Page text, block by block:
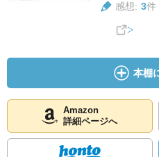
感想: 3件
本棚
Amazon
詳細ページへ